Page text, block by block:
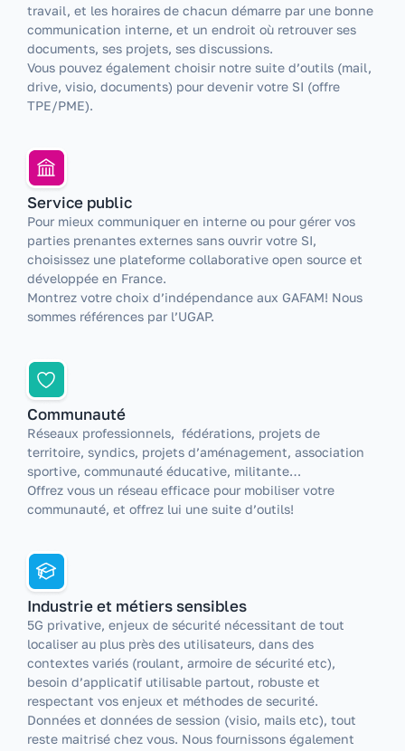
travail, et les horaires de chacun démarre par une bonne
communication interne, et un endroit où retrouver ses
documents, ses projets, ses discussions.
Vous pouvez également choisir notre suite d’outils (mail,
drive, visio, documents) pour devenir votre SI (offre
TPE/PME).
Service public
Pour mieux communiquer en interne ou pour gérer vos
parties prenantes externes sans ouvrir votre SI,
choisissez une plateforme collaborative open source et
développée en France.
Montrez votre choix d’indépendance aux GAFAM! Nous
sommes références par l’UGAP.
Communauté
Réseaux professionnels, fédérations, projets de
territoire, syndics, projets d’aménagement, association
sportive, communauté éducative, militante…
Offrez vous un réseau efficace pour mobiliser votre
communauté, et offrez lui une suite d’outils!
Industrie et métiers sensibles
5G privative, enjeux de sécurité nécessitant de tout
localiser au plus près des utilisateurs, dans des
contextes variés (roulant, armoire de sécurité etc),
besoin d’applicatif utilisable partout, robuste et
respectant vos enjeux et méthodes de securité.
Données et données de session (visio, mails etc), tout
reste maitrisé chez vous. Nous fournissons également